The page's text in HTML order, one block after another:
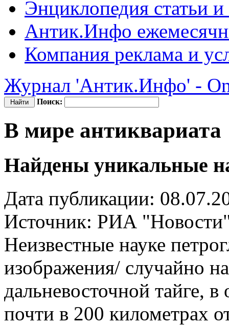
Энциклопедия статьи
Антик.Инфо
Компания реклама и
Журнал 'Антик.Инфо' -
Поиск:
В мире антиквариата
Найдены уникальные
Дата публикации:
Источник: РИА
Неизвестные науке
изображения/ случайно
дальневосточной тайге,
почти в 200 километрах